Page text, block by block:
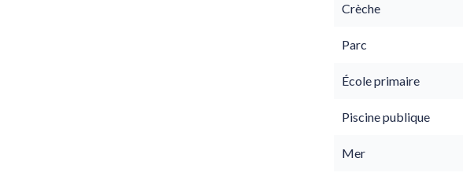
Crèche
Parc
École primaire
Piscine publique
Mer